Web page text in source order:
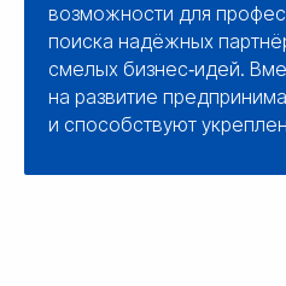
возможности для
поиска надёжных
смелых бизнес‑идей.
на развитие
и способствуют